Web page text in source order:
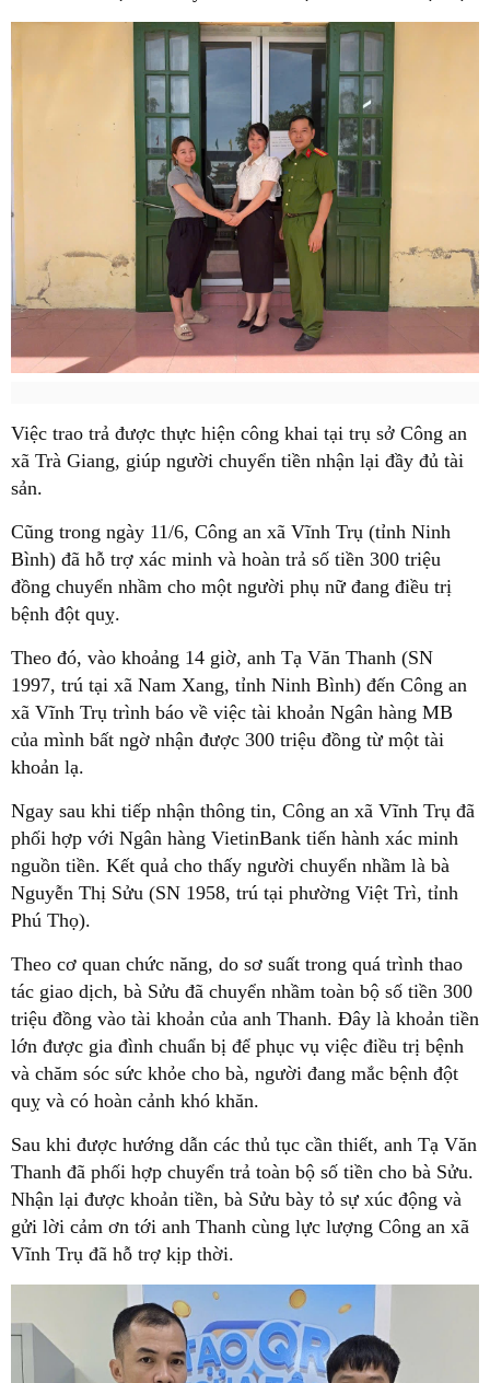
Việc trao trả được thực hiện công khai tại trụ sở Công an
xã Trà Giang, giúp người chuyển tiền nhận lại đầy đủ tài
sản.
Cũng trong ngày 11/6, Công an xã Vĩnh Trụ (tỉnh Ninh
Bình) đã hỗ trợ xác minh và hoàn trả số tiền 300 triệu
đồng chuyển nhầm cho một người phụ nữ đang điều trị
bệnh đột quỵ.
Theo đó, vào khoảng 14 giờ, anh Tạ Văn Thanh (SN
1997, trú tại xã Nam Xang, tỉnh Ninh Bình) đến Công an
xã Vĩnh Trụ trình báo về việc tài khoản Ngân hàng MB
của mình bất ngờ nhận được 300 triệu đồng từ một tài
khoản lạ.
Ngay sau khi tiếp nhận thông tin, Công an xã Vĩnh Trụ đã
phối hợp với Ngân hàng VietinBank tiến hành xác minh
nguồn tiền. Kết quả cho thấy người chuyển nhầm là bà
Nguyễn Thị Sửu (SN 1958, trú tại phường Việt Trì, tỉnh
Phú Thọ).
Theo cơ quan chức năng, do sơ suất trong quá trình thao
tác giao dịch, bà Sửu đã chuyển nhầm toàn bộ số tiền 300
triệu đồng vào tài khoản của anh Thanh. Đây là khoản tiền
lớn được gia đình chuẩn bị để phục vụ việc điều trị bệnh
và chăm sóc sức khỏe cho bà, người đang mắc bệnh đột
quỵ và có hoàn cảnh khó khăn.
Sau khi được hướng dẫn các thủ tục cần thiết, anh Tạ Văn
Thanh đã phối hợp chuyển trả toàn bộ số tiền cho bà Sửu.
Nhận lại được khoản tiền, bà Sửu bày tỏ sự xúc động và
gửi lời cảm ơn tới anh Thanh cùng lực lượng Công an xã
Vĩnh Trụ đã hỗ trợ kịp thời.